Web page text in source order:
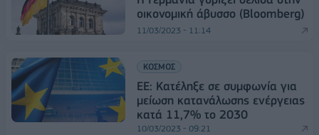
οικονομική άβυσσο (Bloomberg)
11/03/2023 - 11:14
ΚΟΣΜΟΣ
ΕΕ: Κατέληξε σε συμφωνία για
μείωση κατανάλωσης ενέργειας
κατά 11,7% το 2030
10/03/2023 - 09:21